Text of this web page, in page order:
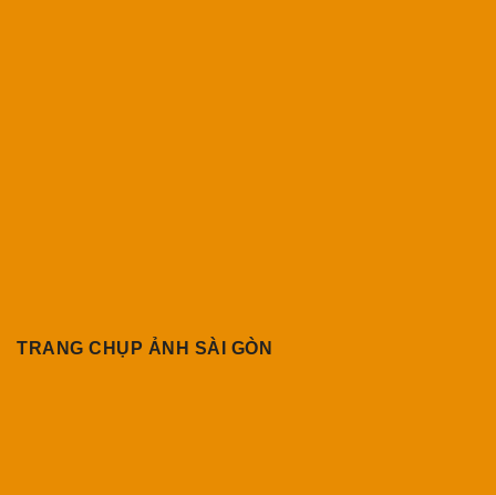
TRANG CHỤP ẢNH SÀI GÒN